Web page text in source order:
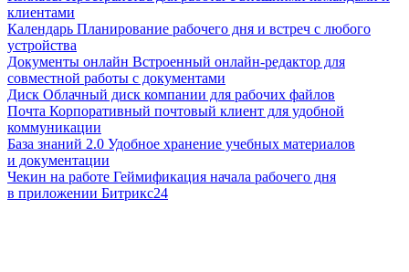
клиентами
Календарь Планирование рабочего дня и встреч с любого
устройства
Документы онлайн Встроенный онлайн-редактор для
совместной работы с документами
Диск Облачный диск компании для рабочих файлов
Почта Корпоративный почтовый клиент для удобной
коммуникации
База знаний 2.0 Удобное хранение учебных материалов
и документации
Чекин на работе Геймификация начала рабочего дня
в приложении Битрикс24